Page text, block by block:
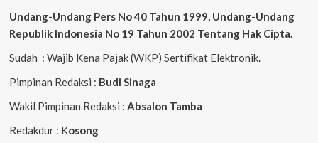
Undang-Undang Pers No 40 Tahun 1999, Undang-Undang
Republik Indonesia No 19 Tahun 2002 Tentang Hak Cipta.
Sudah : Wajib Kena Pajak (WKP) Sertifikat Elektronik.
Pimpinan Redaksi : Budi Sinaga
Wakil Pimpinan Redaksi : Absalon Tamba
Redakdur : Kosong